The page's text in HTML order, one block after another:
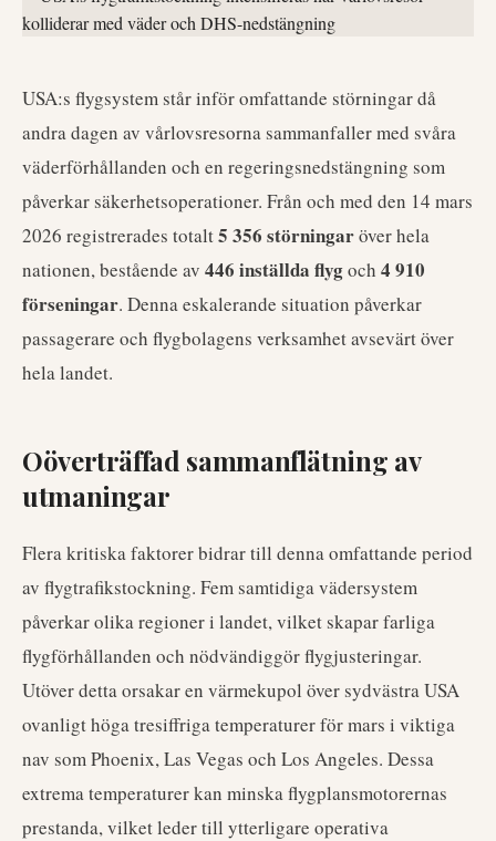
USA:s flygsystem står inför omfattande störningar då
andra dagen av vårlovsresorna sammanfaller med svåra
väderförhållanden och en regeringsnedstängning som
påverkar säkerhetsoperationer. Från och med den 14 mars
2026 registrerades totalt5 356 störningaröver hela
nationen, bestående av 446 inställda flygoch 4 910
förseningar. Denna eskalerande situation påverkar
passagerare och flygbolagens verksamhet avsevärt över
hela landet.
Oöverträffad sammanflätning av
utmaningar
Flera kritiska faktorer bidrar till denna omfattande period
av flygtrafikstockning. Fem samtidiga vädersystem
påverkar olika regioner i landet, vilket skapar farliga
flygförhållanden och nödvändiggör flygjusteringar.
Utöver detta orsakar en värmekupol över sydvästra USA
ovanligt höga tresiffriga temperaturer för mars i viktiga
nav som Phoenix, Las Vegas och Los Angeles. Dessa
extrema temperaturer kan minska flygplansmotorernas
prestanda, vilket leder till ytterligare operativa